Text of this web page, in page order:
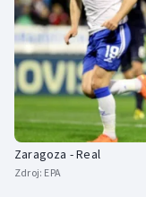
Moderní pětiboj
Motorsport
Olympijské hry
Parasport
Plavání
Zaragoza - Real
Zdroj: EPA